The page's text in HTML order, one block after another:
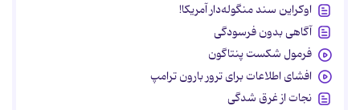
اوکراین سند منگوله‌دار آمریکا!
آگاهی بدون فرسودگی
فرمول شکست پنتاگون
افشای اطلاعات برای ترور بارون ترامپ
نجات از غرق شدگی